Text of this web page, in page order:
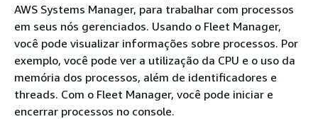
AWS Systems Manager, para trabalhar com processos
em seus nós gerenciados. Usando o Fleet Manager,
você pode visualizar informações sobre processos. Por
exemplo, você pode ver a utilização da CPU e o uso da
memória dos processos, além de identificadores e
threads. Com o Fleet Manager, você pode iniciar e
encerrar processos no console.